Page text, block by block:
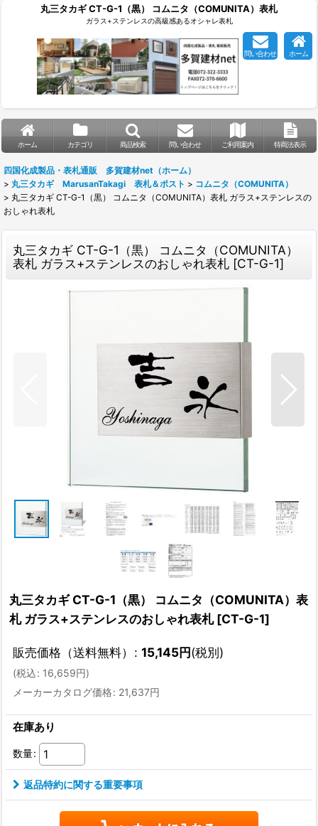
丸三タカギ CT-G-1（黒） コムニタ（COMUNITA）表札
ガラス+ステンレスの高級感あるオシャレ表札
問い合わせ ホーム
ホーム カテゴリ 商品検索 問い合わせ ご利用案内 特商法表示
四国化成製品・表札通販 多賀建材net（ホーム）
> 丸三タカギ MarusanTakagi 表札＆ポスト > コムニタ（COMUNITA）
> 丸三タカギ CT-G-1（黒） コムニタ（COMUNITA）表札 ガラス+ステンレスの
おしゃれ表札
丸三タカギ CT-G-1（黒） コムニタ（COMUNITA）
表札 ガラス+ステンレスのおしゃれ表札 [CT-G-1]
丸三タカギ CT-G-1（黒） コムニタ（COMUNITA）表
札 ガラス+ステンレスのおしゃれ表札 [CT-G-1]
販売価格（送料無料） : 15,145円(税別)
(税込: 16,659円)
メーカーカタログ価格: 21,637円
在庫あり
数量:
返品特約に関する重要事項